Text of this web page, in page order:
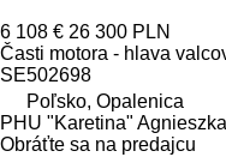
6 108 € 26 300 PLN
Časti motora - hlava
SE502698
Poľsko, Opalenica
PHU "Karetina"
Obráťte sa na predajcu